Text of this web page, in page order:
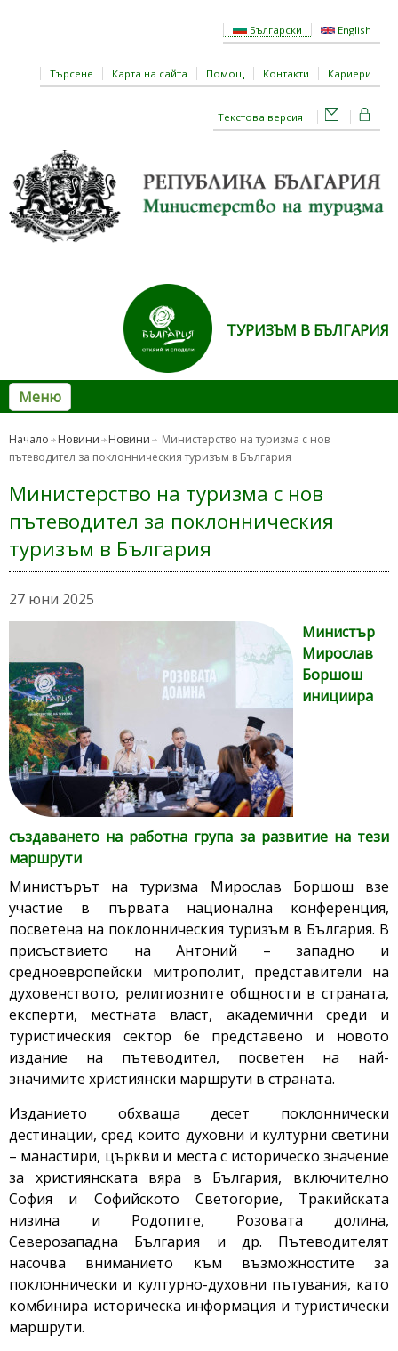
Български English
Търсене Карта на сайта Помощ Контакти Кариери
Текстова версия
ТУРИЗЪМ В БЪЛГАРИЯ
Меню
Начало Новини Новини
Министерство на туризма с нов
пътеводител за поклонническия туризъм в България
Министерство на туризма с нов
пътеводител за поклонническия
туризъм в България
27 юни 2025
Министър
Мирослав
Боршош
инициира
създаването на работна група за развитие на тези
маршрути
Министърът на туризма Мирослав Боршош взе
участие в първата национална конференция,
посветена на поклонническия туризъм в България. В
присъствието на Антоний – западно и
средноевропейски митрополит, представители на
духовенството, религиозните общности в страната,
експерти, местната власт, академични среди и
туристическия сектор бе представено и новото
издание на пътеводител, посветен на най-
значимите християнски маршрути в страната.
Изданието обхваща десет поклоннически
дестинации, сред които духовни и културни светини
– манастири, църкви и места с историческо значение
за християнската вяра в България, включително
София и Софийското Светогорие, Тракийската
низина и Родопите, Розовата долина,
Северозападна България и др. Пътеводителят
насочва вниманието към възможностите за
поклоннически и културно-духовни пътувания, като
комбинира историческа информация и туристически
маршрути.